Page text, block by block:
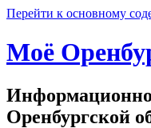
Перейти к основному
Моё
Оренбургской